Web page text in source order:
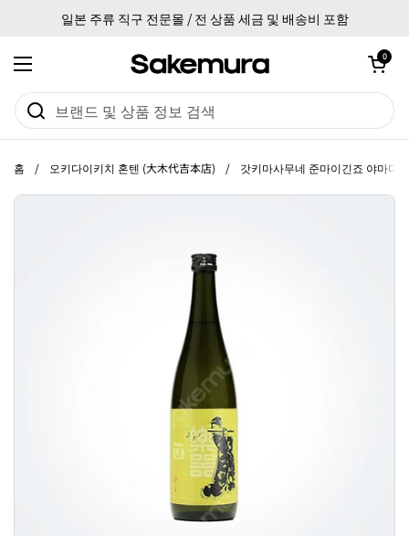
일본 주류 직구 전문몰 / 전 상품 세금 및 배송비 포함
메뉴 열기
카트 열기
0
홈 / 오키다이키치 혼텐 (大木代吉本店) / 갓키마사무네 준마이긴죠 야마다